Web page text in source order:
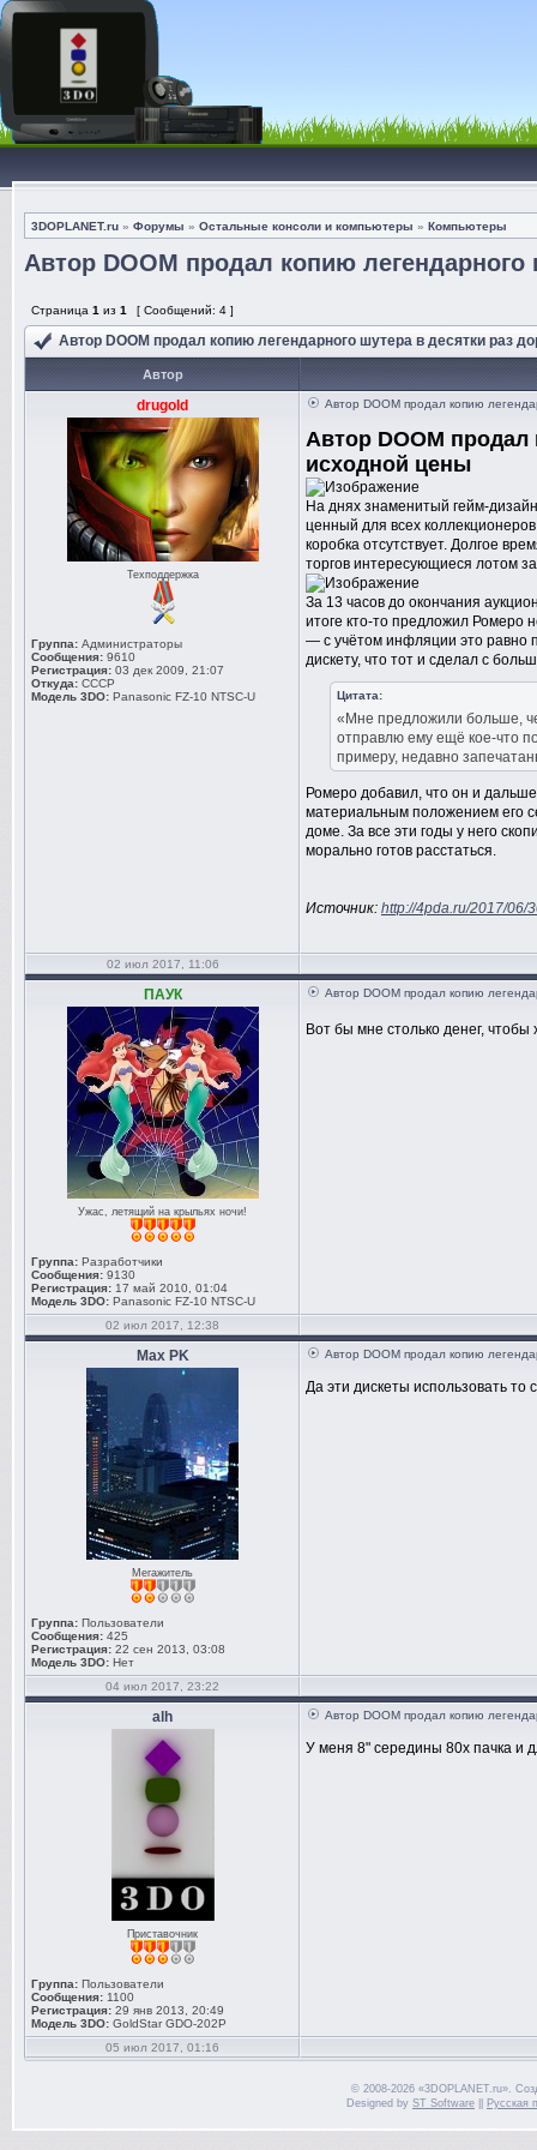
3DOPLANET.ru » Форумы » Остальные консоли и компьютеры » Компьютеры
Автор DOOM продал копию
Страница 1 из 1 [ Сообщений: 4 ]
Автор DOOM продал копию легендарного шутера в десятки раз
Автор
drugold
Техподдержка
Группа: Администраторы
Сообщения: 9610
Регистрация: 03 дек 2009, 21:07
Откуда: СССР
Модель 3DO: Panasonic FZ-10 NTSC-U
Автор DOOM продал копию
Автор DOOM
исходной цены
На днях знаменитый гейм-
ценный для всех
коробка отсутствует. Долгое
торгов интересующиеся лотом
За 13 часов до окончания
итоге кто-то предложил Ромеро
— с учётом инфляции это равно
дискету, что тот и сделал с
Цитата:
«Мне предложили больше,
отправлю ему ещё кое-что
примеру, недавно
Ромеро добавил, что он и
материальным положением его
доме. За все эти годы у него
морально готов расстаться.
Источник: http://4pda.ru/2017/06/
02 июл 2017, 11:06
ПАУК
Ужас, летящий на крыльях ночи!
Группа: Разработчики
Сообщения: 9130
Регистрация: 17 май 2010, 01:04
Модель 3DO: Panasonic FZ-10 NTSC-U
Автор DOOM продал копию
Вот бы мне столько денег,
02 июл 2017, 12:38
Max PK
Мегажитель
Группа: Пользователи
Сообщения: 425
Регистрация: 22 сен 2013, 03:08
Модель 3DO: Нет
Автор DOOM продал копию
Да эти дискеты использовать то
04 июл 2017, 23:22
alh
Приставочник
Группа: Пользователи
Сообщения: 1100
Регистрация: 29 янв 2013, 20:49
Модель 3DO: GoldStar GDO-202P
Автор DOOM продал копию
У меня 8" середины 80х пачка и
05 июл 2017, 01:16
© 2008-2026 «3DOPLANET.ru».
Designed by ST Software Русская